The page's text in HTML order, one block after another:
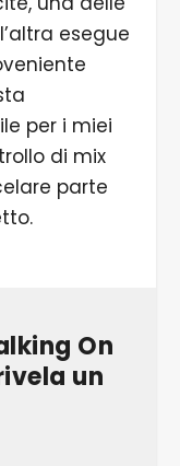
esegue
per i miei
di mix
parte
On
un